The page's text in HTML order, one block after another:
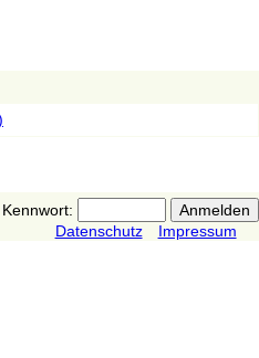
Kennwort:
Datenschutz
Impressum